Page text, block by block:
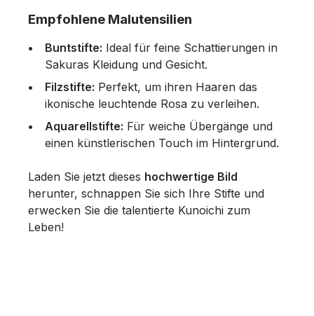
Empfohlene Malutensilien
Buntstifte: Ideal für feine Schattierungen in
Sakuras Kleidung und Gesicht.
Filzstifte: Perfekt, um ihren Haaren das
ikonische leuchtende Rosa zu verleihen.
Aquarellstifte: Für weiche Übergänge und
einen künstlerischen Touch im Hintergrund.
Laden Sie jetzt dieses hochwertige Bild
herunter, schnappen Sie sich Ihre Stifte und
erwecken Sie die talentierte Kunoichi zum
Leben!